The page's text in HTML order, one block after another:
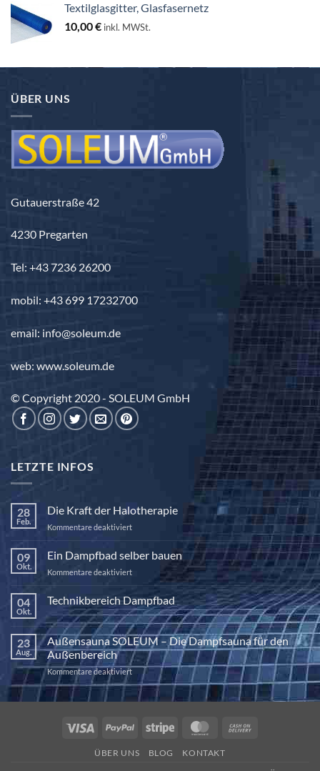
130,00 €
Textilglasgitter, Glasfasernetz
10,00€ inkl. MWSt.
ÜBER UNS
Gutauerstraße 42
4230 Pregarten
Tel: +43 7236 26200
mobil: +43 699 17232700
email: info@soleum.de
web: www.soleum.de
© Copyright 2020 - SOLEUM GmbH
LETZTE INFOS
28
Feb.
Die Kraft der Halotherapie
Kommentare deaktiviertfür
Kraft
Halotherapie
09
Okt.
Ein Dampfbad selber bauen
Kommentare deaktiviertfür
Dampfbad
selber
bauen
04
Okt.
Technikbereich Dampfbad
Keine
Kommentare
zu
Technikbereich
Dampfbad
23
Aug.
Außensauna SOLEUM – Die Dampfsauna für den
Außenbereich
Kommentare deaktiviertfür
Außensauna
SOLEUM
Dampfsauna
den
Visa PayPal Stripe MasterCard
ÜBER UNS BLOG KONTAKT